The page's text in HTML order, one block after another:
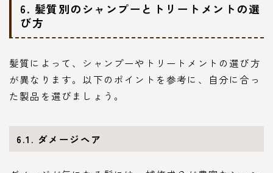
6. 髪質別のシャンプーとトリートメントの選
び方
髪質によって、シャンプーやトリートメントの選び方
が異なります。以下のポイントを参考に、自分に合っ
た製品を選びましょう。
6.1. ダメージヘア